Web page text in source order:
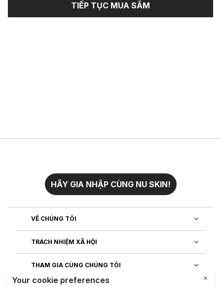
TIẾP TỤC MUA SẮM
HÃY GIA NHẬP CÙNG NU SKIN!
VỀ CHÚNG TÔI
TRÁCH NHIỆM XÃ HỘI
THAM GIA CÙNG CHÚNG TÔI